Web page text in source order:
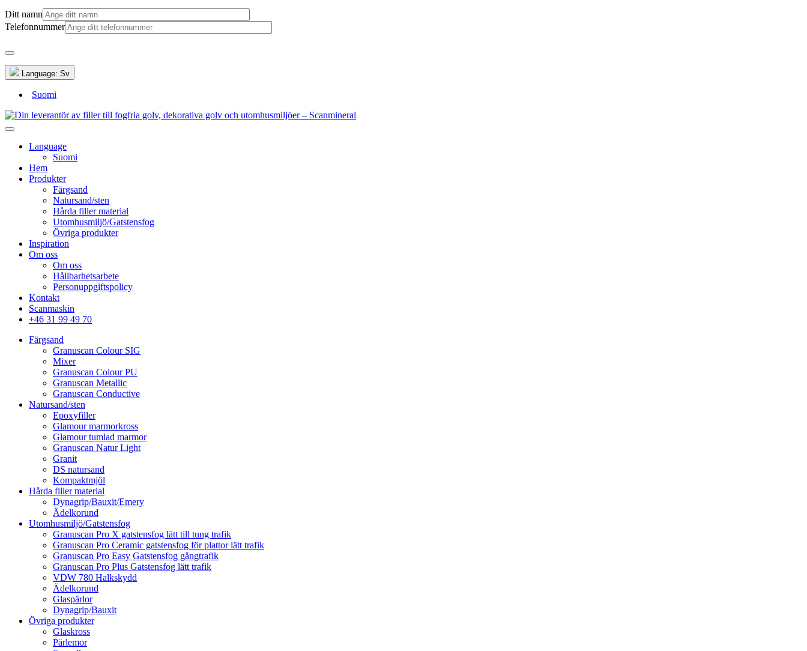
Ditt namn
Telefonnummer
Language: Sv
Suomi
Language
Suomi
Hem
Produkter
Färgsand
Natursand/sten
Hårda filler material
Utomhusmiljö/Gatstensfog
Övriga produkter
Inspiration
Om oss
Om oss
Hållbarhetsarbete
Personuppgiftspolicy
Kontakt
Scanmaskin
+46 31 99 49 70
Färgsand
Granuscan Colour SIG
Mixer
Granuscan Colour PU
Granuscan Metallic
Granuscan Conductive
Natursand/sten
Epoxyfiller
Glamour marmorkross
Glamour tumlad marmor
Granuscan Natur Light
Granit
DS natursand
Kompaktmjöl
Hårda filler material
Dynagrip/Bauxit/Emery
Ädelkorund
Utomhusmiljö/Gatstensfog
Granuscan Pro X gatstensfog lätt till tung trafik
Granuscan Pro Ceramic gatstensfog för plattor lätt trafik
Granuscan Pro Easy Gatstensfog gångtrafik
Granuscan Pro Plus Gatstensfog lätt trafik
VDW 780 Halkskydd
Ädelkorund
Glaspärlor
Dynagrip/Bauxit
Övriga produkter
Glaskross
Pärlemor